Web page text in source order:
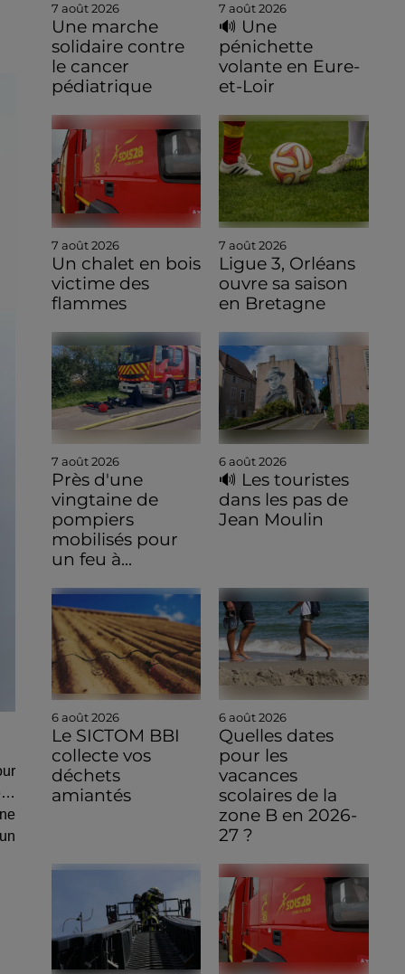
7 août 2026
Une marche
solidaire contre
le cancer
pédiatrique
7 août 2026
🔊 Une
pénichette
volante en Eure-
et-Loir
7 août 2026
Un chalet en bois
victime des
flammes
7 août 2026
Ligue 3, Orléans
ouvre sa saison
en Bretagne
7 août 2026
Près d'une
vingtaine de
pompiers
mobilisés pour
un feu à...
6 août 2026
🔊 Les touristes
dans les pas de
Jean Moulin
6 août 2026
Le SICTOM BBI
collecte vos
déchets
amiantés
6 août 2026
Quelles dates
pour les
vacances
scolaires de la
zone B en 2026-
27 ?